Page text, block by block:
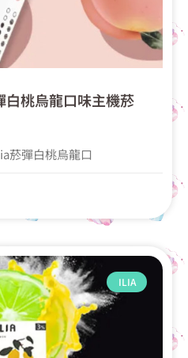
桃烏龍口味主機菸
菸彈白桃烏龍口
ILIA